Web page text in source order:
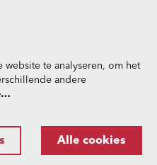
overeenstemming met de
te analyseren, om het
andere
Alle cookies